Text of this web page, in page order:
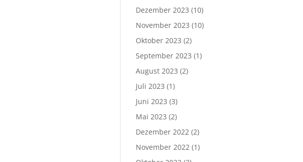
Dezember 2023 (10)
November 2023 (10)
Oktober 2023 (2)
September 2023 (1)
August 2023 (2)
Juli 2023 (1)
Juni 2023 (3)
Mai 2023 (2)
Dezember 2022 (2)
November 2022 (1)